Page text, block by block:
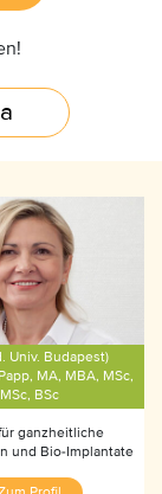
Univ. Budapest)
MA, MBA, MSc,
MSc, BSc
ganzheitliche
und Bio-Implantate